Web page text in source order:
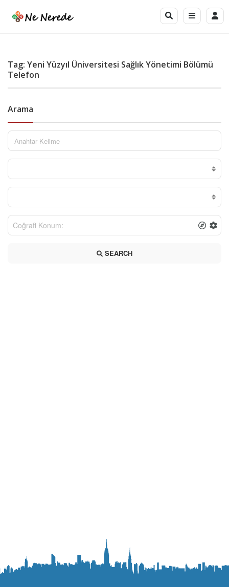
Tag: Yeni Yüzyıl Üniversitesi Sağlık Yönetimi Bölümü
Telefon
Arama
SEARCH